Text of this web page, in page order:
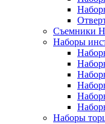
Съемники
Наборы
Наборы